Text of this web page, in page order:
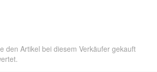
den Artikel bei diesem Verkäufer gekauft